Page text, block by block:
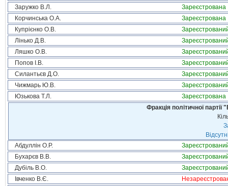
Заружко В.Л.
Зареєстрована
Корчинська О.А.
Зареєстрована
Купрієнко О.В.
Лінько Д.В.
Ляшко О.В.
Попов І.В.
Силантьєв Д.О.
Чижмарь Ю.В.
Юзькова Т.Л.
Зареєстрована
Фракція політичної
Абдуллін О.Р.
Бухарєв В.В.
Дубіль В.О.
Івченко В.Є.